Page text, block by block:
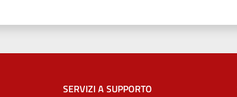
SERVIZI A SUPPORTO